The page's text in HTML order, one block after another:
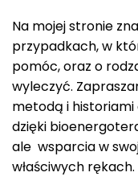
Na mojej stronie
przypadkach, w
pomóc, oraz o
wyleczyć.
metodą i historiami
dzięki
ale wsparcia w
właściwych rękach.